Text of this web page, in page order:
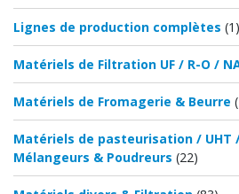
Lignes de production complètes (1)
Matériels de Filtration UF / R-O /
Matériels de Fromagerie & Beurre
Matériels de pasteurisation / UHT
Mélangeurs & Poudreurs (22)